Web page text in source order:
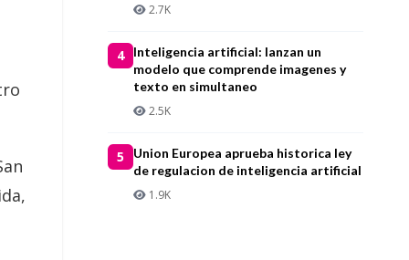
2.7K
4
Inteligencia artificial: lanzan un
modelo que comprende imagenes y
texto en simultaneo
2.5K
5
Union Europea aprueba historica ley
de regulacion de inteligencia artificial
1.9K